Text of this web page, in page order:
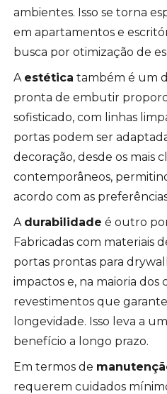
ambientes. Isso se torna
em apartamentos e
busca por otimização de
A estética também é um
pronta de embutir
sofisticado, com linhas
portas podem ser
decoração, desde os mais
contemporâneos,
acordo com as
A durabilidade é outro
Fabricadas com materiais
portas prontas para
impactos e, na maioria dos
revestimentos que
longevidade. Isso leva a
benefício a longo prazo.
Em termos de
requerem cuidados